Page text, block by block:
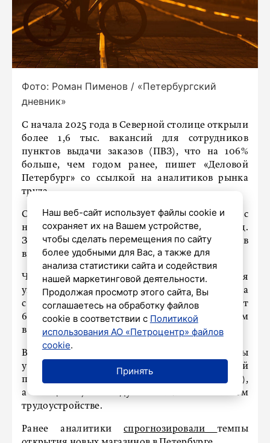
Фото: Роман Пименов / «Петербургский
дневник»
С начала 2025 года в Северной столице открыли
более 1,6 тыс. вакансий для сотрудников
пунктов выдачи заказов (ПВЗ), что на 106%
больше, чем годом ранее, пишет «Деловой
Петербург» со ссылкой на аналитиков рынка
труда.
Специалисты подчеркивают, что спрос
на работников ПВЗ растёт пятый год подряд.
За последний год зарплаты таких сотрудников
выросли на 13% – до 80,9 тыс. рублей в месяц.
Чаше всего в городе на Неве требуются
упаковщики (60% вакансий от всего объёма
с начала года). В среднем им предлагают
67,5 тыс. рублей, что на 17 тыс. больше, чем
в начале года.
Вакансии в первую очередь востребованы
у молодёжи. Опыт работы в ПВЗ имеет каждый
пятый петербуржец в возрасте 18-35 лет (21%),
а ещё 7% задумываются о таком
трудоустройстве.
Ранее аналитикиспрогнозировали темпы
Наш веб-сайт использует файлы cookie и
сохраняет их на Вашем устройстве,
чтобы сделать перемещения по сайту
более удобными для Вас, а также для
анализа статистики сайта и содействия
нашей маркетинговой деятельности.
Продолжая просмотр этого сайта, Вы
соглашаетесь на обработку файлов
cookie в соответствии с Политикой
использования АО «Петроцентр» файлов
cookie.
Принять